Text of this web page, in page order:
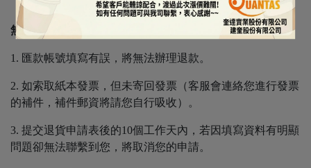
無法辦理退款的情況
1. 匯款帳號填寫有誤，將無法辦理退款。
2. 如索取紙本發票，但未寄回發票（客服會連絡您進行發票
的補件，補件郵資將請您自行吸收）。
3. 提交退貨申請表後的10個工作天內，若因填寫資料有明顯
問題卻無法聯繫到您，將取消您的申請。